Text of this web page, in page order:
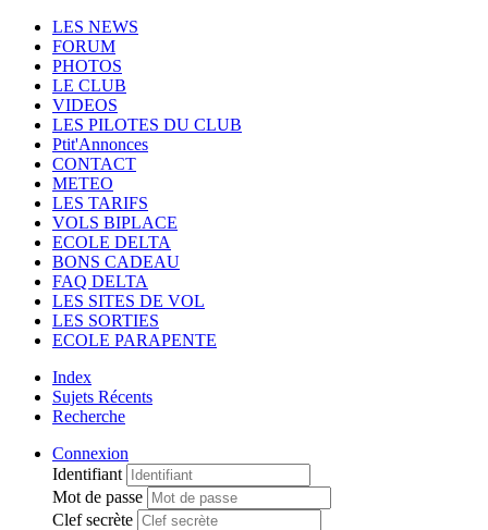
LES NEWS
FORUM
PHOTOS
LE CLUB
VIDEOS
LES PILOTES DU CLUB
Ptit'Annonces
CONTACT
METEO
LES TARIFS
VOLS BIPLACE
ECOLE DELTA
BONS CADEAU
FAQ DELTA
LES SITES DE VOL
LES SORTIES
ECOLE PARAPENTE
Index
Sujets Récents
Recherche
Connexion
Identifiant
Mot de passe
Clef secrète